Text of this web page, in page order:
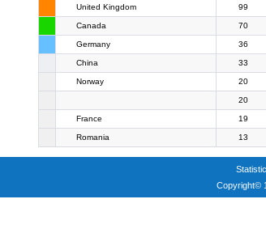
United Kingdom 99
Canada 70
Germany 36
China 33
Norway 20
20
France 19
Romania 13
Copyright©